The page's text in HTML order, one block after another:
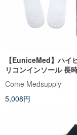
【EuniceMed】ハイ
リコンインソール 長
事 サポート 圧力軽減
極薄 1006
Come Medsupply
5,008円